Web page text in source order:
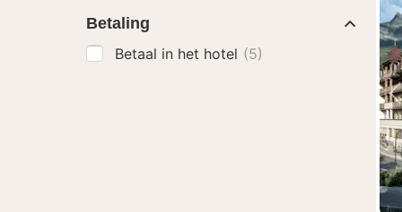
Betaling
Betaal in het hotel (5)